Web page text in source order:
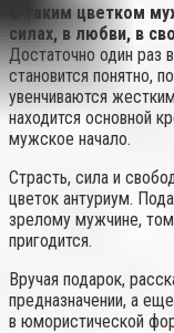
С таким цветком
силах, в любви, в
Достаточно один раз
становится понятно,
увенчиваются
находится основной
мужское начало.
Страсть, сила и
цветок антуриум.
зрелому мужчине,
пригодится.
Вручая подарок,
предназначении, а
в юмористической